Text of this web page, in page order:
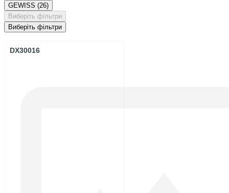
GEWISS (26)
Виберіть фільтри
Виберіть фільтри
DX30016